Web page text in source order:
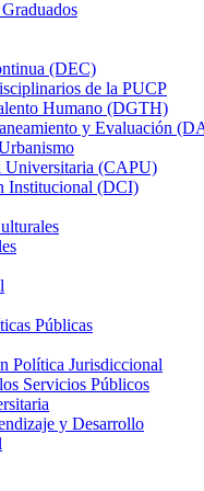
(DEC)
de la PUCP
Humano (DGTH)
y Evaluación
Universitaria (CAPU)
Institucional (DCI)
Públicas
Política Jurisdiccional
Servicios Públicos
y Desarrollo